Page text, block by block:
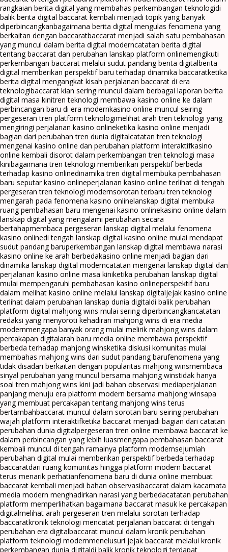
rangkaian berita digital yang membahas perkembangan teknologidi
balik berita digital baccarat kembali menjadi topik yang banyak
diperbincangkanbagaimana berita digital mengulas fenomena yang
berkaitan dengan baccaratbaccarat menjadi salah satu pembahasan
yang muncul dalam berita digital moderncatatan berita digital
tentang baccarat dan perubahan lanskap platform onlinemengikuti
perkembangan baccarat melalui sudut pandang berita digitalberita
digital memberikan perspektif baru terhadap dinamika baccaratketika
berita digital mengangkat kisah perjalanan baccarat di era
teknologibaccarat kian sering muncul dalam berbagai laporan berita
digital masa kinitren teknologi membawa kasino online ke dalam
perbincangan baru di era modernkasino online muncul seiring
pergeseran tren platform teknologimelihat arah tren teknologi yang
mengiringi perjalanan kasino onlineketika kasino online menjadi
bagian dari perubahan tren dunia digitalcatatan tren teknologi
mengenai kasino online dan perubahan platform interaktifkasino
online kembali disorot dalam perkembangan tren teknologi masa
kinibagaimana tren teknologi memberikan perspektif berbeda
terhadap kasino onlinedinamika tren digital membuka pembahasan
baru seputar kasino onlineperjalanan kasino online terlihat di tengah
pergeseran tren teknologi modernsorotan terbaru tren teknologi
mengarah pada fenomena kasino onlinelanskap digital membuka
ruang pembahasan baru mengenai kasino onlinekasino online dalam
lanskap digital yang mengalami perubahan secara
bertahapmembaca pergeseran lanskap digital melalui fenomena
kasino onlinedi tengah lanskap digital kasino online mulai mendapat
sudut pandang baruperkembangan lanskap digital membawa narasi
kasino online ke arah berbedakasino online menjadi bagian dari
dinamika lanskap digital moderncatatan mengenai lanskap digital dan
perjalanan kasino online masa kiniketika perubahan lanskap digital
mulai mempengaruhi pembahasan kasino onlineperspektif baru
dalam melihat kasino online melalui lanskap digitaljejak kasino online
terlihat dalam perubahan lanskap dunia digitaldi balik perubahan
platform digital mahjong wins mulai sering diperbincangkancatatan
redaksi yang menyoroti kehadiran mahjong wins di era media
modernmengapa banyak orang mulai melirik mahjong wins dalam
percakapan digitalarah baru media online membawa perspektif
berbeda terhadap mahjong winsketika diskusi komunitas mulai
membahas mahjong wins dari sudut pandang barufenomena yang
tidak disadari berkaitan dengan popularitas mahjong winsmembaca
sinyal perubahan yang muncul bersama mahjong winstidak hanya
soal tren mahjong wins kini jadi bahan observasi mediaperjalanan
panjang menuju era platform modern bersama mahjong winsapa
yang membuat percakapan tentang mahjong wins terus
bertambahbaccarat muncul dalam sorotan baru seiring perubahan
wajah platform interaktifketika baccarat menjadi bagian dari catatan
perubahan dunia digitalpergeseran tren online membawa baccarat ke
dalam perbincangan yang lebih luasmengapa pembahasan baccarat
kembali muncul di tengah ramainya platform modernsejumlah
perubahan digital mulai memberikan perspektif berbeda terhadap
baccaratdari ruang komunitas hingga platform modern baccarat
terus menarik perhatianfenomena baru di dunia online membuat
baccarat kembali menjadi bahan observasibaccarat dalam kacamata
media modern menghadirkan narasi yang berbedacatatan perubahan
platform memperlihatkan bagaimana baccarat masuk ke percakapan
digitalmelihat arah pergeseran tren melalui sorotan terhadap
baccaratkronik teknologi mencatat perjalanan baccarat di tengah
perubahan era digitalbaccarat muncul dalam kronik perubahan
platform teknologi modernmenelusuri jejak baccarat melalui kronik
perkembangan dunia digitaldi balik kronik teknologi terdapat